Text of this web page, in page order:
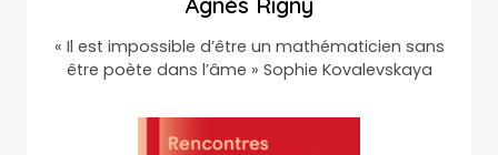
« Il est impossible d’être un mathématicien sans
être poète dans l’âme » Sophie Kovalevskaya